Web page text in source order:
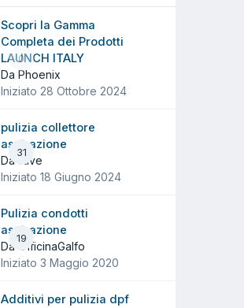
0
Scopri la Gamma
Completa dei Prodotti
LAUNCH ITALY
Da Phoenix
Iniziato 28 Ottobre 2024
31
pulizia collettore
aspirazione
Da stive
Iniziato 18 Giugno 2024
19
Pulizia condotti
aspirazione
Da OfficinaGalfo
Iniziato 3 Maggio 2020
Additivi per pulizia dpf